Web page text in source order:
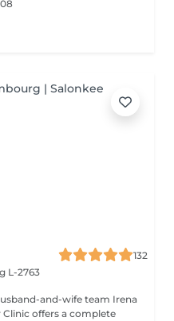
132
L-2763
Clinic offers a complete